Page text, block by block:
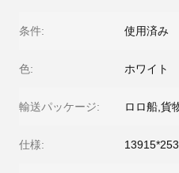
条件: 使用済み
色: ホワイト
輸送パッケージ: ロロ船,貨
仕様: